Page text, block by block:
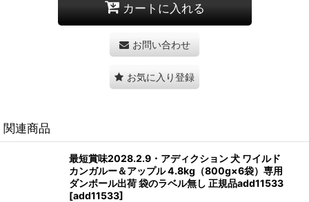
カートに入れる
お問い合わせ
お気に入り登録
関連商品
最短賞味2028.2.9・アディクション 犬 ワイルド
カンガルー＆アップル 4.8kg（800g×6袋）専用
ダンボール出荷 袋のラベル無し 正規品add11533
[add11533]